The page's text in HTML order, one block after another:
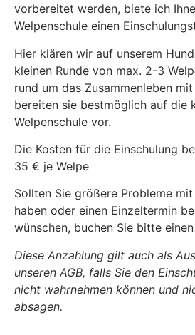
vorbereitet werden, biete ich
Welpenschule einen
Hier klären wir auf unserem
kleinen Runde von max. 2-3
rund um das Zusammenleben
bereiten sie bestmöglich auf die
Welpenschule vor.
Die Kosten für die Einschulung
35 € je Welpe
Sollten Sie größere Probleme
haben oder einen Einzeltermin
wünschen, buchen Sie bitte
Diese Anzahlung gilt auch als
unseren AGB, falls Sie den
nicht wahrnehmen können und
absagen.